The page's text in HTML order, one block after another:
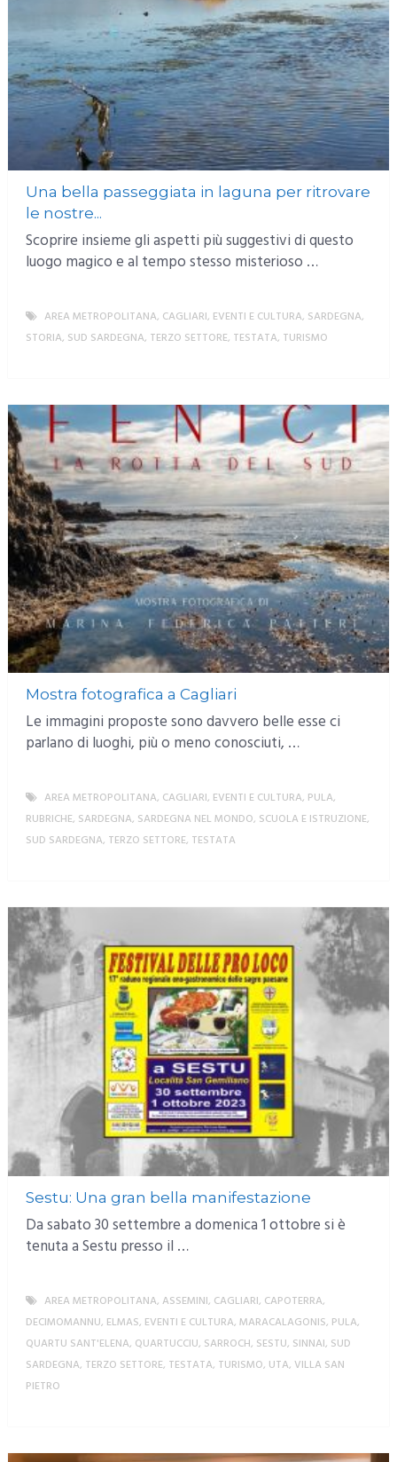
Una bella passeggiata in laguna per ritrovare
le nostre...
Scoprire insieme gli aspetti più suggestivi di questo
luogo magico e al tempo stesso misterioso …
AREA METROPOLITANA, CAGLIARI, EVENTI E CULTURA, SARDEGNA,
STORIA, SUD SARDEGNA, TERZO SETTORE, TESTATA, TURISMO
Mostra fotografica a Cagliari
Le immagini proposte sono davvero belle esse ci
parlano di luoghi, più o meno conosciuti, …
AREA METROPOLITANA, CAGLIARI, EVENTI E CULTURA, PULA,
RUBRICHE, SARDEGNA, SARDEGNA NEL MONDO, SCUOLA E ISTRUZIONE,
SUD SARDEGNA, TERZO SETTORE, TESTATA
Sestu: Una gran bella manifestazione
Da sabato 30 settembre a domenica 1 ottobre si è
tenuta a Sestu presso il …
AREA METROPOLITANA, ASSEMINI, CAGLIARI, CAPOTERRA,
DECIMOMANNU, ELMAS, EVENTI E CULTURA, MARACALAGONIS, PULA,
QUARTU SANT'ELENA, QUARTUCCIU, SARROCH, SESTU, SINNAI, SUD
SARDEGNA, TERZO SETTORE, TESTATA, TURISMO, UTA, VILLA SAN
PIETRO